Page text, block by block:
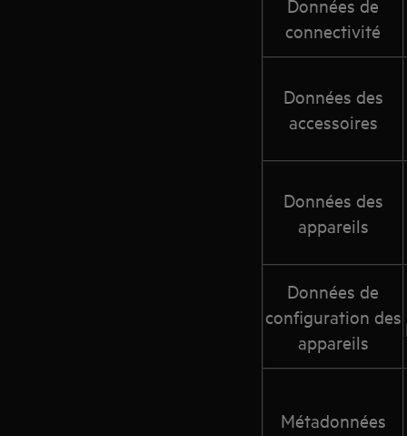
Données de
connectivité
Données des
accessoires
Données des
appareils
Données de
configuration des
appareils
Métadonnées